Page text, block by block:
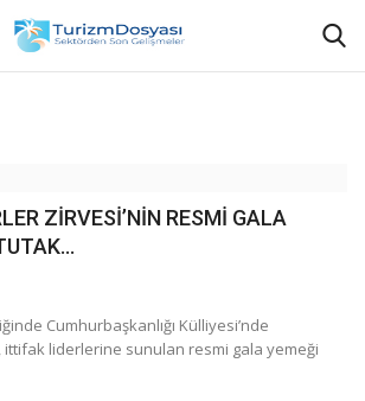
ZİRVESİ’NİN RESMİ GALA
Cumhurbaşkanlığı Külliyesi’nde
liderlerine sunulan resmi gala yemeği